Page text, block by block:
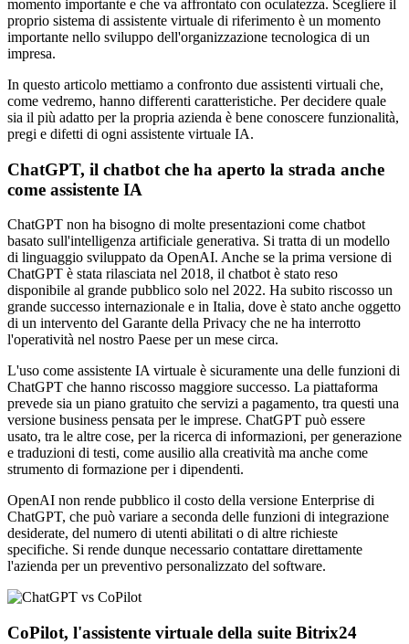
momento importante e che va affrontato con oculatezza. Scegliere il
proprio sistema di assistente virtuale di riferimento è un momento
importante nello sviluppo dell'organizzazione tecnologica di un
impresa.
In questo articolo mettiamo a confronto due assistenti virtuali che,
come vedremo, hanno differenti caratteristiche. Per decidere quale
sia il più adatto per la propria azienda è bene conoscere funzionalità,
pregi e difetti di ogni assistente virtuale IA.
ChatGPT, il chatbot che ha aperto la strada anche
come assistente IA
ChatGPT non ha bisogno di molte presentazioni come chatbot
basato sull'intelligenza artificiale generativa. Si tratta di un modello
di linguaggio sviluppato da OpenAI. Anche se la prima versione di
ChatGPT è stata rilasciata nel 2018, il chatbot è stato reso
disponibile al grande pubblico solo nel 2022. Ha subito riscosso un
grande successo internazionale e in Italia, dove è stato anche oggetto
di un intervento del Garante della Privacy che ne ha interrotto
l'operatività nel nostro Paese per un mese circa.
L'uso come assistente IA virtuale è sicuramente una delle funzioni di
ChatGPT che hanno riscosso maggiore successo. La piattaforma
prevede sia un piano gratuito che servizi a pagamento, tra questi una
versione business pensata per le imprese. ChatGPT può essere
usato, tra le altre cose, per la ricerca di informazioni, per generazione
e traduzioni di testi, come ausilio alla creatività ma anche come
strumento di formazione per i dipendenti.
OpenAI non rende pubblico il costo della versione Enterprise di
ChatGPT, che può variare a seconda delle funzioni di integrazione
desiderate, del numero di utenti abilitati o di altre richieste
specifiche. Si rende dunque necessario contattare direttamente
l'azienda per un preventivo personalizzato del software.
CoPilot, l'assistente virtuale della suite Bitrix24